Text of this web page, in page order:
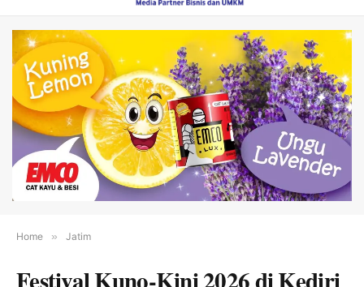
Home » Jatim